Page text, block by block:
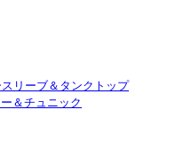
スリーブ＆タンクトップ
＆チュニック